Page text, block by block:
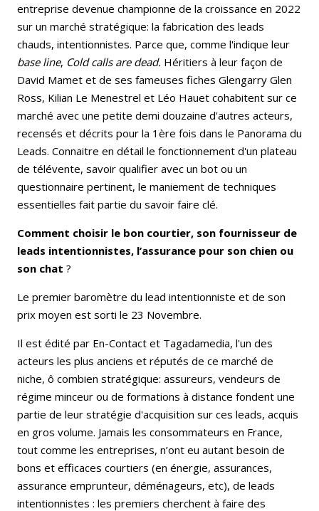
entreprise devenue championne de la croissance en 2022
sur un marché stratégique: la fabrication des leads
chauds, intentionnistes. Parce que, comme l'indique leur
base line, Cold calls are dead. Héritiers à leur façon de
David Mamet et de ses fameuses fiches Glengarry Glen
Ross, Kilian Le Menestrel et Léo Hauet cohabitent sur ce
marché avec une petite demi douzaine d'autres acteurs,
recensés et décrits pour la 1ère fois dans le Panorama du
Leads. Connaitre en détail le fonctionnement d'un plateau
de télévente, savoir qualifier avec un bot ou un
questionnaire pertinent, le maniement de techniques
essentielles fait partie du savoir faire clé.
Comment choisir le bon courtier, son fournisseur de
leads intentionnistes, l’assurance pour son chien ou
son chat ?
Le premier baromètre du lead intentionniste et de son
prix moyen est sorti le 23 Novembre.
Il est édité par En-Contact et Tagadamedia, l'un des
acteurs les plus anciens et réputés de ce marché de
niche, ô combien stratégique: assureurs, vendeurs de
régime minceur ou de formations à distance fondent une
partie de leur stratégie d'acquisition sur ces leads, acquis
en gros volume. Jamais les consommateurs en France,
tout comme les entreprises, n’ont eu autant besoin de
bons et efficaces courtiers (en énergie, assurances,
assurance emprunteur, déménageurs, etc), de leads
intentionnistes : les premiers cherchent à faire des